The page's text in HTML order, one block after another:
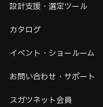
設計支援・選定ツール
カタログ
イベント・ショールーム
お問い合わせ・サポート
スガツネット会員